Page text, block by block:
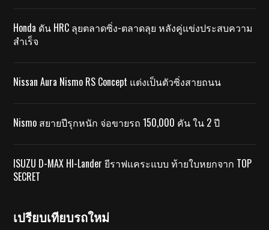
Honda ดัน HRC ลุยตลาดซิ่ง-ตลาดลุย หลังคู่แข่งประสบความ
สำเร็จ
Nissan Aura Nismo RS Concept แต่งเป็นตัวซิ่งสายถนน
Nismo สยายปีรุกหนัก จ่อขายรถ 150,000 คัน ใน 2 ปี
ISUZU D-MAX HI-Lander ยีราฟแคระแบบ ท้ายใบหยกจาก TOP
SECRET
เปรียบเทียบรถใหม่